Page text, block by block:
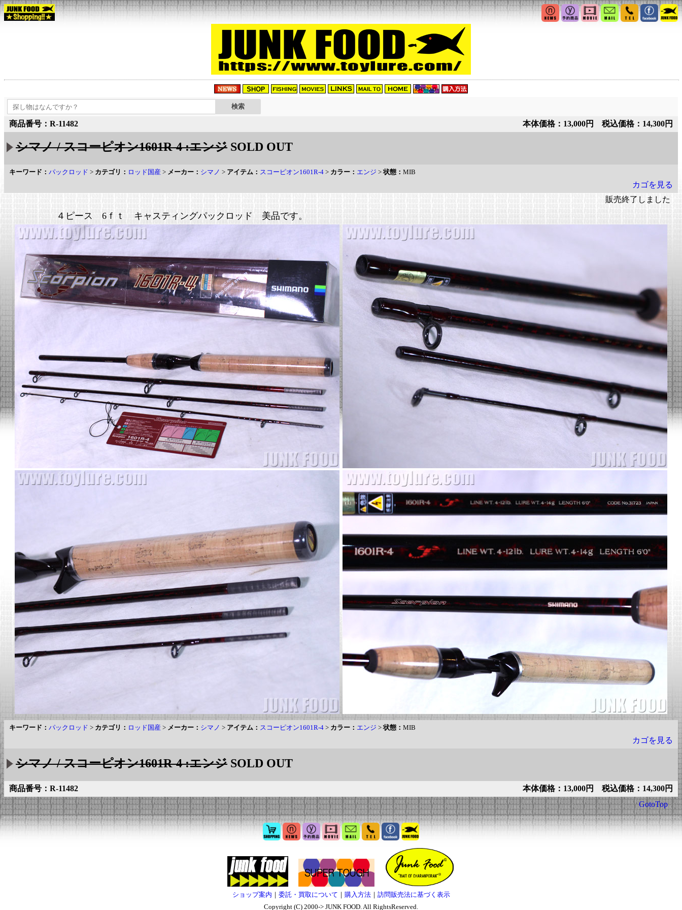
商品番号：R-11482 本体価格：13,000円 税込価格：14,300円
シマノ / スコーピオン1601R-4 :エンジ SOLD OUT
キーワード： パックロッド > カテゴリ： ロッド国産 > メーカー： シマノ > アイテム： スコーピオン1601R-4 > カラー： エンジ >状態： MIB
カゴを見る
販売終了しました
４ピース 6ｆｔ キャスティングパックロッド 美品です。
キーワード： パックロッド > カテゴリ： ロッド国産 > メーカー： シマノ > アイテム： スコーピオン1601R-4 > カラー： エンジ >状態： MIB
カゴを見る
シマノ / スコーピオン1601R-4 :エンジ SOLD OUT
商品番号：R-11482
本体価格：13,000円 税込価格：14,300円
GotoTop
ショップ案内 ｜ 委託・買取について ｜ 購入方法｜ 訪問販売法に基づく表示
Copyright (C) 2000-> JUNK FOOD. All RightsReserved.